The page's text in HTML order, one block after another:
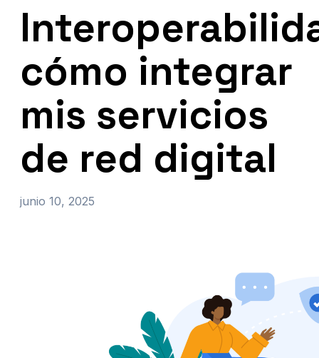
cómo integrar
mis servicios
de red digital
junio 10, 2025